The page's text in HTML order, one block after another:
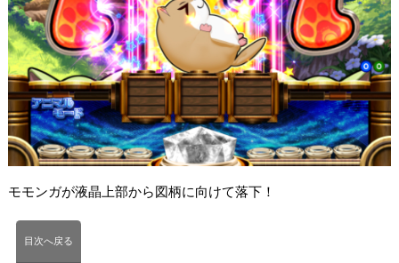
モモンガが液晶上部から図柄に向けて落下！
目次へ戻る